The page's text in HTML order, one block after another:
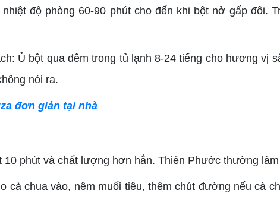
độ phòng 60-90 phút cho đến khi bột nở gấp đôi.
Ủ bột qua đêm trong tủ lạnh 8-24 tiếng cho hương vị
nói ra.
đơn giản tại nhà
phút và chất lượng hơn hẳn. Thiên Phước thường
cà chua vào, nêm muối tiêu, thêm chút đường nếu cà